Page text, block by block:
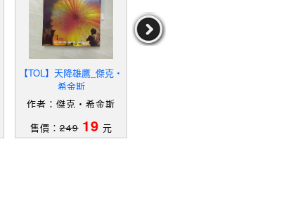
【TOL】天降雄鷹_傑克‧
希金斯
作者：傑克‧希金斯
售價：249 19 元